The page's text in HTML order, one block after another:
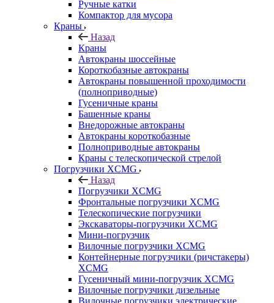
Ручные катки
Компактор для мусора
Краны
Назад
Краны
Автокраны шоссейные
Короткобазные автокраны
Автокраны повышенной проходимости
(полноприводные)
Гусеничные краны
Башенные краны
Внедорожные автокраны
Автокраны короткобазные
Полноприводные автокраны
Краны с телескопической стрелой
Погрузчики XCMG
Назад
Погрузчики XCMG
Фронтальные погрузчики XCMG
Телескопические погрузчики
Экскаваторы-погрузчики XCMG
Мини-погрузчик
Вилочные погрузчики XCMG
Контейнерные погрузчики (ричстакеры)
XCMG
Гусеничный мини-погрузчик XCMG
Вилочные погрузчики дизельные
Вилочные погрузчики электрические